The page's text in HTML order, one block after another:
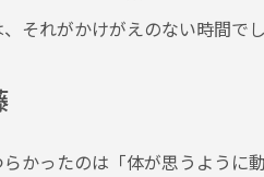
それがかけがえのない時間でし
かったのは「体が思うように